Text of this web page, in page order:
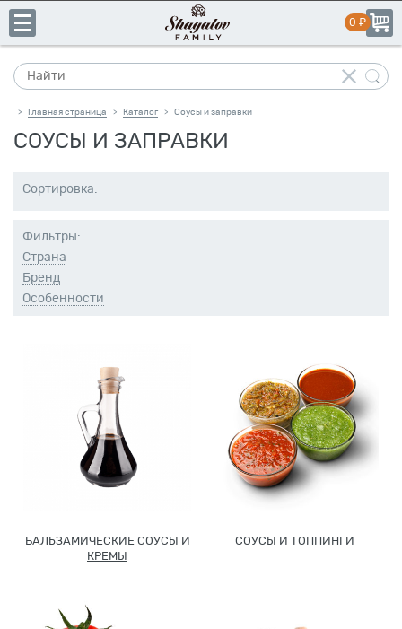
+7
(831)
413-
14-
41
производство
Контакты
Главная страница > Каталог > Соусы и заправки
СОУСЫ И ЗАПРАВКИ
Сортировка:
Фильтры:
Страна
Бренд
Особенности
БАЛЬЗАМИЧЕСКИЕ СОУСЫ И
КРЕМЫ
СОУСЫ И ТОППИНГИ